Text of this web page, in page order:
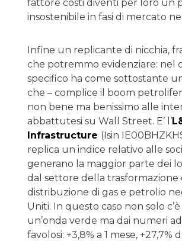
fattore costi diventi per loro un
insostenibile in fasi di mercato
Infine un replicante di nicchia,
che potremmo evidenziare: nel
specifico ha come sottostante
che – complice il boom
non bene ma benissimo alle
abbattutesi su Wall Street. E’ l’
Infrastructure (Isin
replica un indice relativo alle
generano la maggior parte dei
dal settore della trasformazione
distribuzione di gas e petrolio
Uniti. In questo caso non solo
un’onda verde ma dai numeri
favolosi: +3,8% a 1 mese, +27,7%